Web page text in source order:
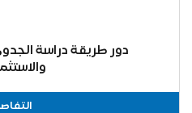
دور طريقة دراسة